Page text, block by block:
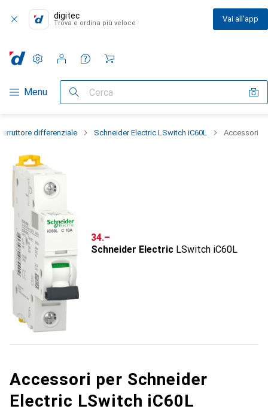
digitec
Trova e ordina più veloce Vai all'app
Categoria Navigazione
Menu Cerca
Impostazioni
Conto cliente
Liste di confronto
Liste dei desideri
Carrello
differenziale Schneider Electric LSwitch iC60L Accessori
CHF
34.–
Schneider Electric LSwitch iC60L
Accessori per Schneider
Electric LSwitch iC60L